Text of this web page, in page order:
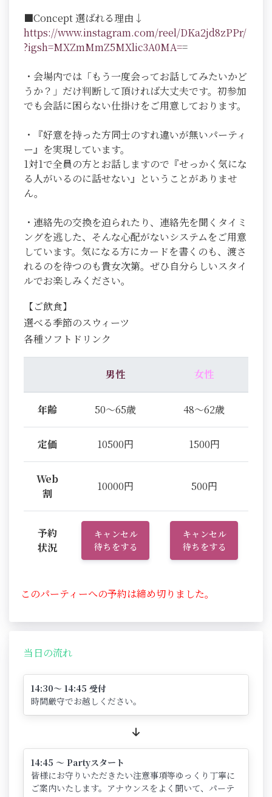
■Concept 選ばれる理由↓
https://www.instagram.com/reel/DKa2jd8zPPr/
?igsh=MXZmMmZ5MXlic3A0MA==
・会場内では「もう一度会ってお話してみたいかど
うか？」だけ判断して頂ければ大丈夫です。初参加
でも会話に困らない仕掛けをご用意しております。
・『好意を持った方同士のすれ違いが無いパーティ
ー』を実現しています。
1対1で全員の方とお話しますので『せっかく気にな
る人がいるのに話せない』ということがありませ
ん。
・連絡先の交換を迫られたり、連絡先を聞くタイミ
ングを逃した、そんな心配がないシステムをご用意
しています。気になる方にカードを書くのも、渡さ
れるのを待つのも貴女次第。ぜひ自分らしいスタイ
ルでお楽しみください。
【ご飲食】
選べる季節のスウィーツ
各種ソフトドリンク
男性 女性
年齢 50～65歳 48～62歳
定価 10500円 1500円
Web
割
10000円 500円
予約
状況
キャンセル
待ちをする
キャンセル
待ちをする
このパーティーへの予約は締め切りました。
当日の流れ
14:30～ 14:45 受付
時間厳守でお越しください。
14:45 ～ Partyスタート
皆様にお守りいただきたい注意事項等ゆっくり丁寧に
ご案内いたします。アナウンスをよく聞いて、パーテ